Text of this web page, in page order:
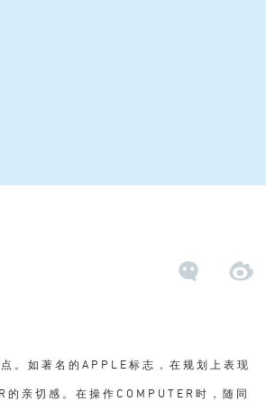
。如著名的APPLE标志，在规划上表现
亲切感。在操作COMPUTER时，随同